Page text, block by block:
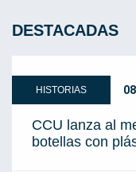
DESTACADAS
HISTORIAS
CCU lanza al
botellas con